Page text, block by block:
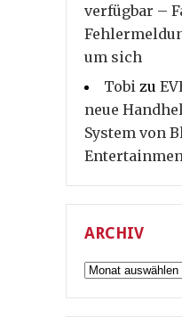
verfügbar –
um sich
Tobi zu
neue
System von
ARCHIV
Archiv